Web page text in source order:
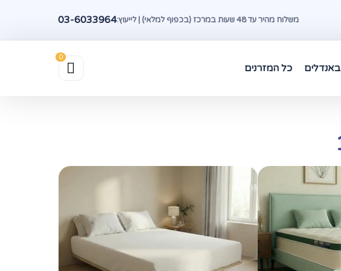
משלוח מהיר עד 48 שעות במרכז (בכפוף למלאי) | לייעוץ: 03-6033964
באנדלים כל המזרנים